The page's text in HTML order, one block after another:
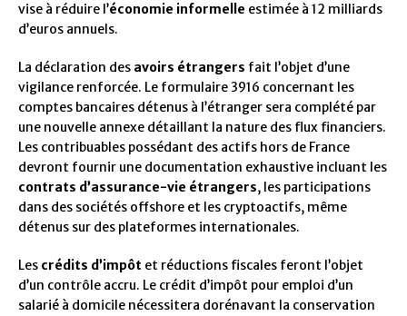
vise à réduire l’économie informelle estimée à 12 milliards
d’euros annuels.
La déclaration des avoirs étrangers fait l’objet d’une
vigilance renforcée. Le formulaire 3916 concernant les
comptes bancaires détenus à l’étranger sera complété par
une nouvelle annexe détaillant la nature des flux financiers.
Les contribuables possédant des actifs hors de France
devront fournir une documentation exhaustive incluant les
contrats d’assurance-vie étrangers, les participations
dans des sociétés offshore et les cryptoactifs, même
détenus sur des plateformes internationales.
Les crédits d’impôt et réductions fiscales feront l’objet
d’un contrôle accru. Le crédit d’impôt pour emploi d’un
salarié à domicile nécessitera dorénavant la conservation